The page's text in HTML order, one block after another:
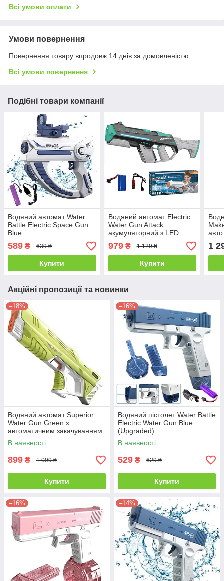
Всі умови оплати
Умови повернення
Повернення товару впродовж 14 днів за домовленістю
Всі умови повернення
Подібні товари компанії
Водяний автомат Water
Battle Electric Space Gun
Blue
589 ₴ 639 ₴
Купити
Водяний автомат Electric
Water Gun Attack
акумуляторний з LED
підсвіткою (електричний і
ручний режим)
979₴ 1 129 ₴
Купити
1
Акційні пропозиції та новинки
–18%
Водяний автомат Superior
Water Gun Green з
автоматичним закачуванням
води
В наявності
899 ₴ 1 099 ₴
Купити
–16%
Водяний пістолет Water Battle
Electric Water Gun Blue
(Upgraded)
В наявності
529 ₴ 629 ₴
Купити
–16% –14%